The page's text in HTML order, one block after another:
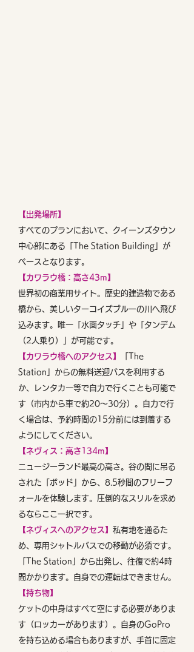
【出発場所】
すべてのプランにおいて、クイーンズタウン
中心部にある「The Station Building」が
ベースとなります。
【カワラウ橋：高さ43m】
世界初の商業用サイト。歴史的建造物である
橋から、美しいターコイズブルーの川へ飛び
込みます。唯一「水面タッチ」や「タンデム
（2人乗り）」が可能です。
【カワラウ橋へのアクセス】
「The
Station」からの無料送迎バスを利用する
か、レンタカー等で自力で行くことも可能で
す（市内から車で約20〜30分）。自力で行
く場合は、予約時間の15分前には到着する
ようにしてください。
【ネヴィス：高さ134m】
ニュージーランド最高の高さ。谷の間に吊る
された「ポッド」から、8.5秒間のフリーフ
ォールを体験します。圧倒的なスリルを求め
るならここ一択です。
【ネヴィスへのアクセス】 私有地を通るた
め、専用シャトルバスでの移動が必須です。
「The Station」から出発し、往復で約4時
間かかります。自身での運転はできません。
【持ち物】
ケットの中身はすべて空にする必要がありま
す（ロッカーがあります）。自身のGoPro
を持ち込める場合もありますが、手首に固定